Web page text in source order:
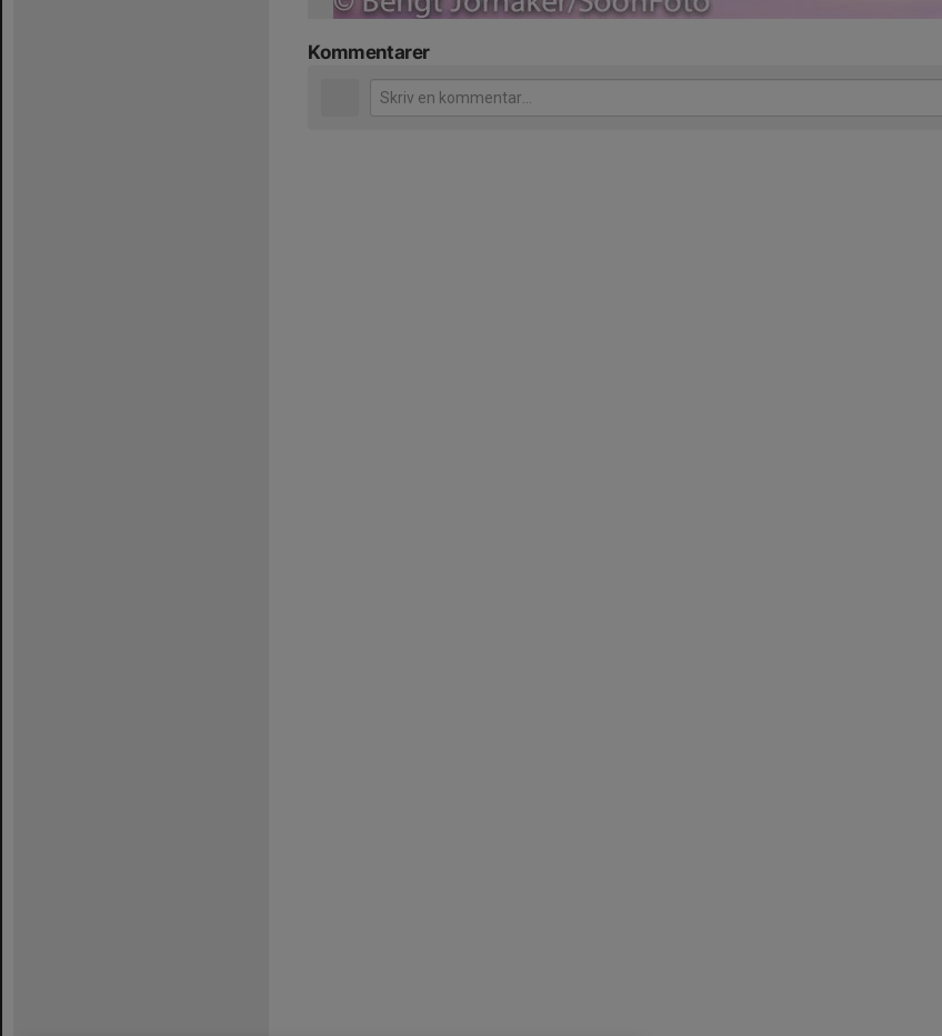
Kommentarer